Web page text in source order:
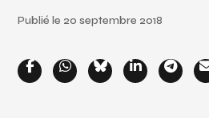
Publié le 20 septembre 2018